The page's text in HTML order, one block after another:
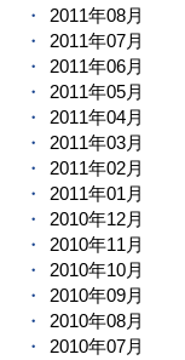
2011年08月
2011年07月
2011年06月
2011年05月
2011年04月
2011年03月
2011年02月
2011年01月
2010年12月
2010年11月
2010年10月
2010年09月
2010年08月
2010年07月